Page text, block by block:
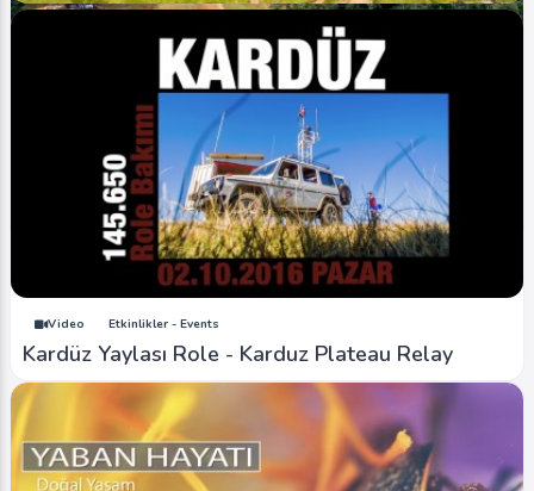
Yaylalar - Plateaus
Düzce Kızık Yaylası - Duzce Kizik Plateau (Hava
- Air)
Şelaleler - Waterfalls
Balıklı Yaylası - Balikli Plateau (İlkbahar -
Ahmet Bozdemir 0
Video Etkinlikler - Events
Kardüz Yaylası Role - Karduz Plateau Relay